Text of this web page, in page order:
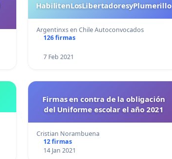
HabilitenLosLibertadoresyPlumerillo
Argentinxs en Chile Autoconvocados
126 firmas
7 Feb 2021
Firmas en contra de la obligación
del Uniforme escolar el año 2021
Cristian Norambuena
12 firmas
14 Jan 2021